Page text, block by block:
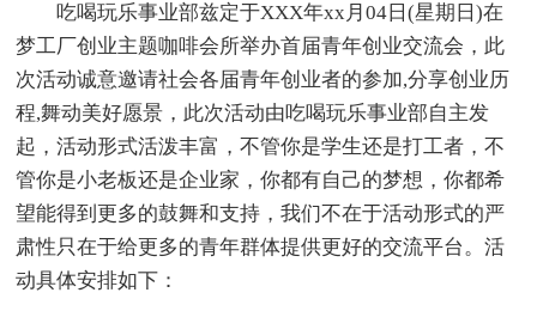
吃喝玩乐事业部兹定于XXX年xx月04日(星期日)在
梦工厂创业主题咖啡会所举办首届青年创业交流会，此
次活动诚意邀请社会各届青年创业者的参加,分享创业历
程,舞动美好愿景，此次活动由吃喝玩乐事业部自主发
起，活动形式活泼丰富，不管你是学生还是打工者，不
管你是小老板还是企业家，你都有自己的梦想，你都希
望能得到更多的鼓舞和支持，我们不在于活动形式的严
肃性只在于给更多的青年群体提供更好的交流平台。活
动具体安排如下：